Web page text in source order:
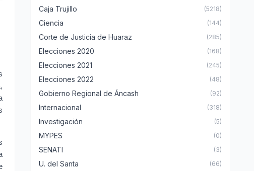
Caja Trujillo (5218)
Ciencia (144)
Corte de Justicia de Huaraz (285)
Elecciones 2020 (168)
Elecciones 2021 (245)
Elecciones 2022 (48)
Gobierno Regional de Áncash (92)
Internacional (318)
Investigación (5)
MYPES (0)
SENATI (3)
U. del Santa (66)